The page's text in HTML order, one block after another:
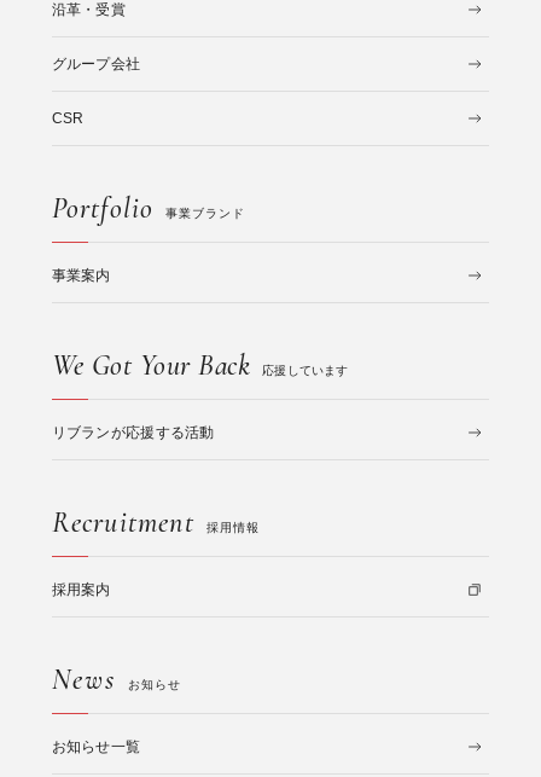
沿革・受賞
グループ会社
CSR
Portfolio 事業ブランド
事業案内
We Got Your Back 応援しています
リブランが応援する活動
Recruitment 採用情報
採用案内
News お知らせ
お知らせ一覧